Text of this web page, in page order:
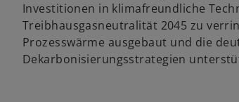
Investitionen in klimafreundliche
Treibhausgasneutralität 2045 zu
Prozesswärme ausgebaut und die
Dekarbonisierungsstrategien